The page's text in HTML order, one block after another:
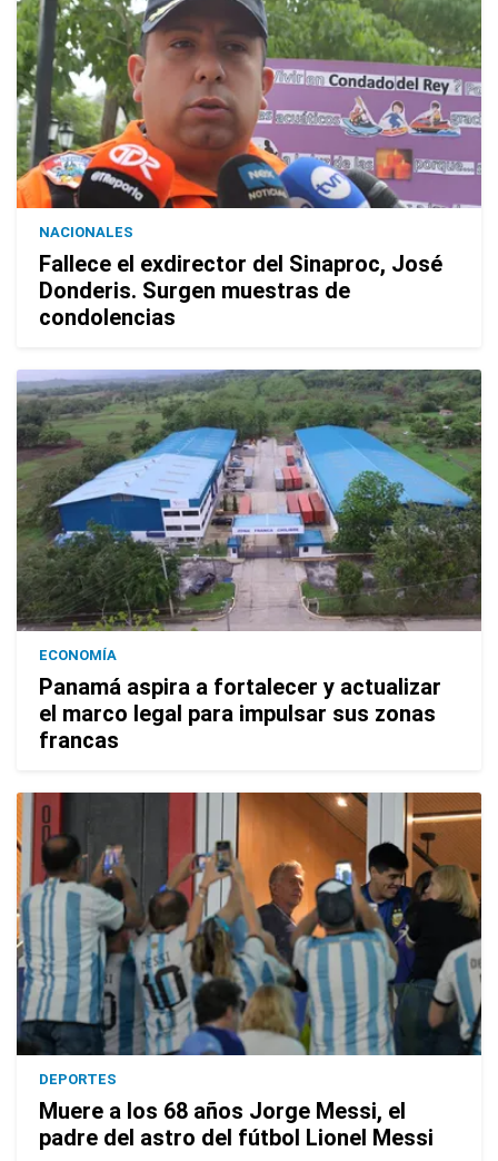
NACIONALES
Fallece el exdirector del Sinaproc, José
Donderis. Surgen muestras de
condolencias
ECONOMÍA
Panamá aspira a fortalecer y actualizar
el marco legal para impulsar sus zonas
francas
DEPORTES
Muere a los 68 años Jorge Messi, el
padre del astro del fútbol Lionel Messi